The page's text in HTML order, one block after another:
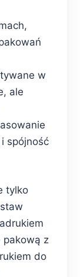
w
ale
spójność
tylko
pakową z
do